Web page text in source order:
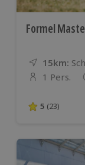
Formel
15km:
Anzahl der
1 Pers.
5 von 5
5 (23)